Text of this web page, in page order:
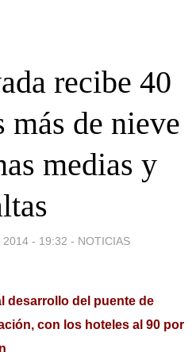
recibe 40
más de nieve
medias y
2014 - 19:32 - NOTICIAS
desarrollo del puente de
con los hoteles al 90 por